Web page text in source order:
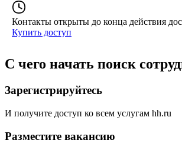
Контакты открыты до конца действия
Купить доступ
С чего начать поиск
Зарегистрируйтесь
И получите доступ ко всем услугам hh.ru
Разместите вакансию